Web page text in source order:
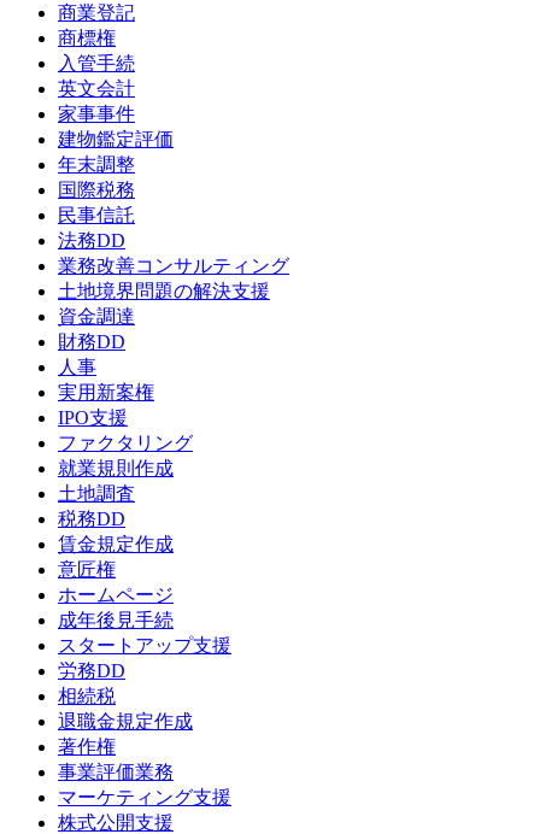
商業登記
商標権
入管手続
英文会計
家事事件
建物鑑定評価
年末調整
国際税務
民事信託
法務DD
業務改善コンサルティング
土地境界問題の解決支援
資金調達
財務DD
人事
実用新案権
IPO支援
ファクタリング
就業規則作成
土地調査
税務DD
賃金規定作成
意匠権
ホームページ
成年後見手続
スタートアップ支援
労務DD
相続税
退職金規定作成
著作権
事業評価業務
マーケティング支援
株式公開支援